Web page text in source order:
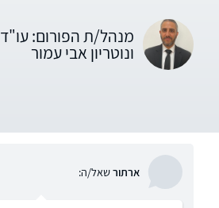
מנהל/ת הפורום: עו"ד
ונוטריון אבי עמור
ארתורשאל/ה: